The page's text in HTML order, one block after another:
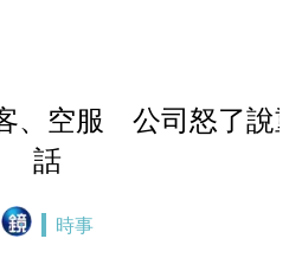
、空服 公司怒了說
話
時事